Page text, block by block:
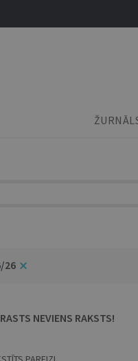
26
NEVIENS RAKSTS!